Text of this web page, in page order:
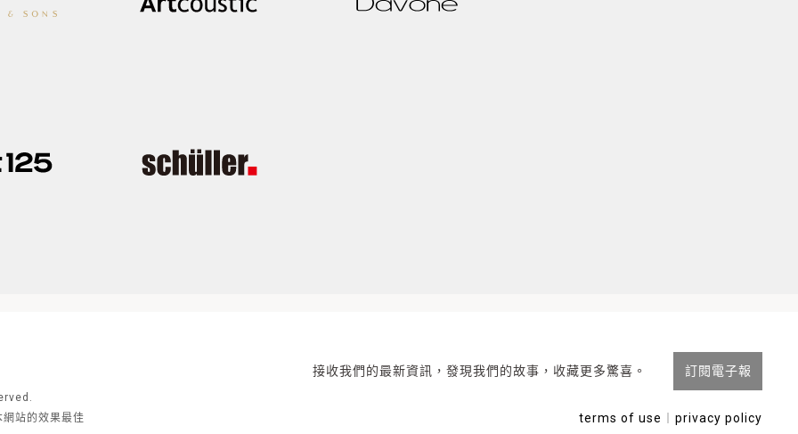
站的效果最佳
接收我們的最新資訊，發現我們的故事，收藏更多驚喜。 訂閱電子報
terms of use privacy policy